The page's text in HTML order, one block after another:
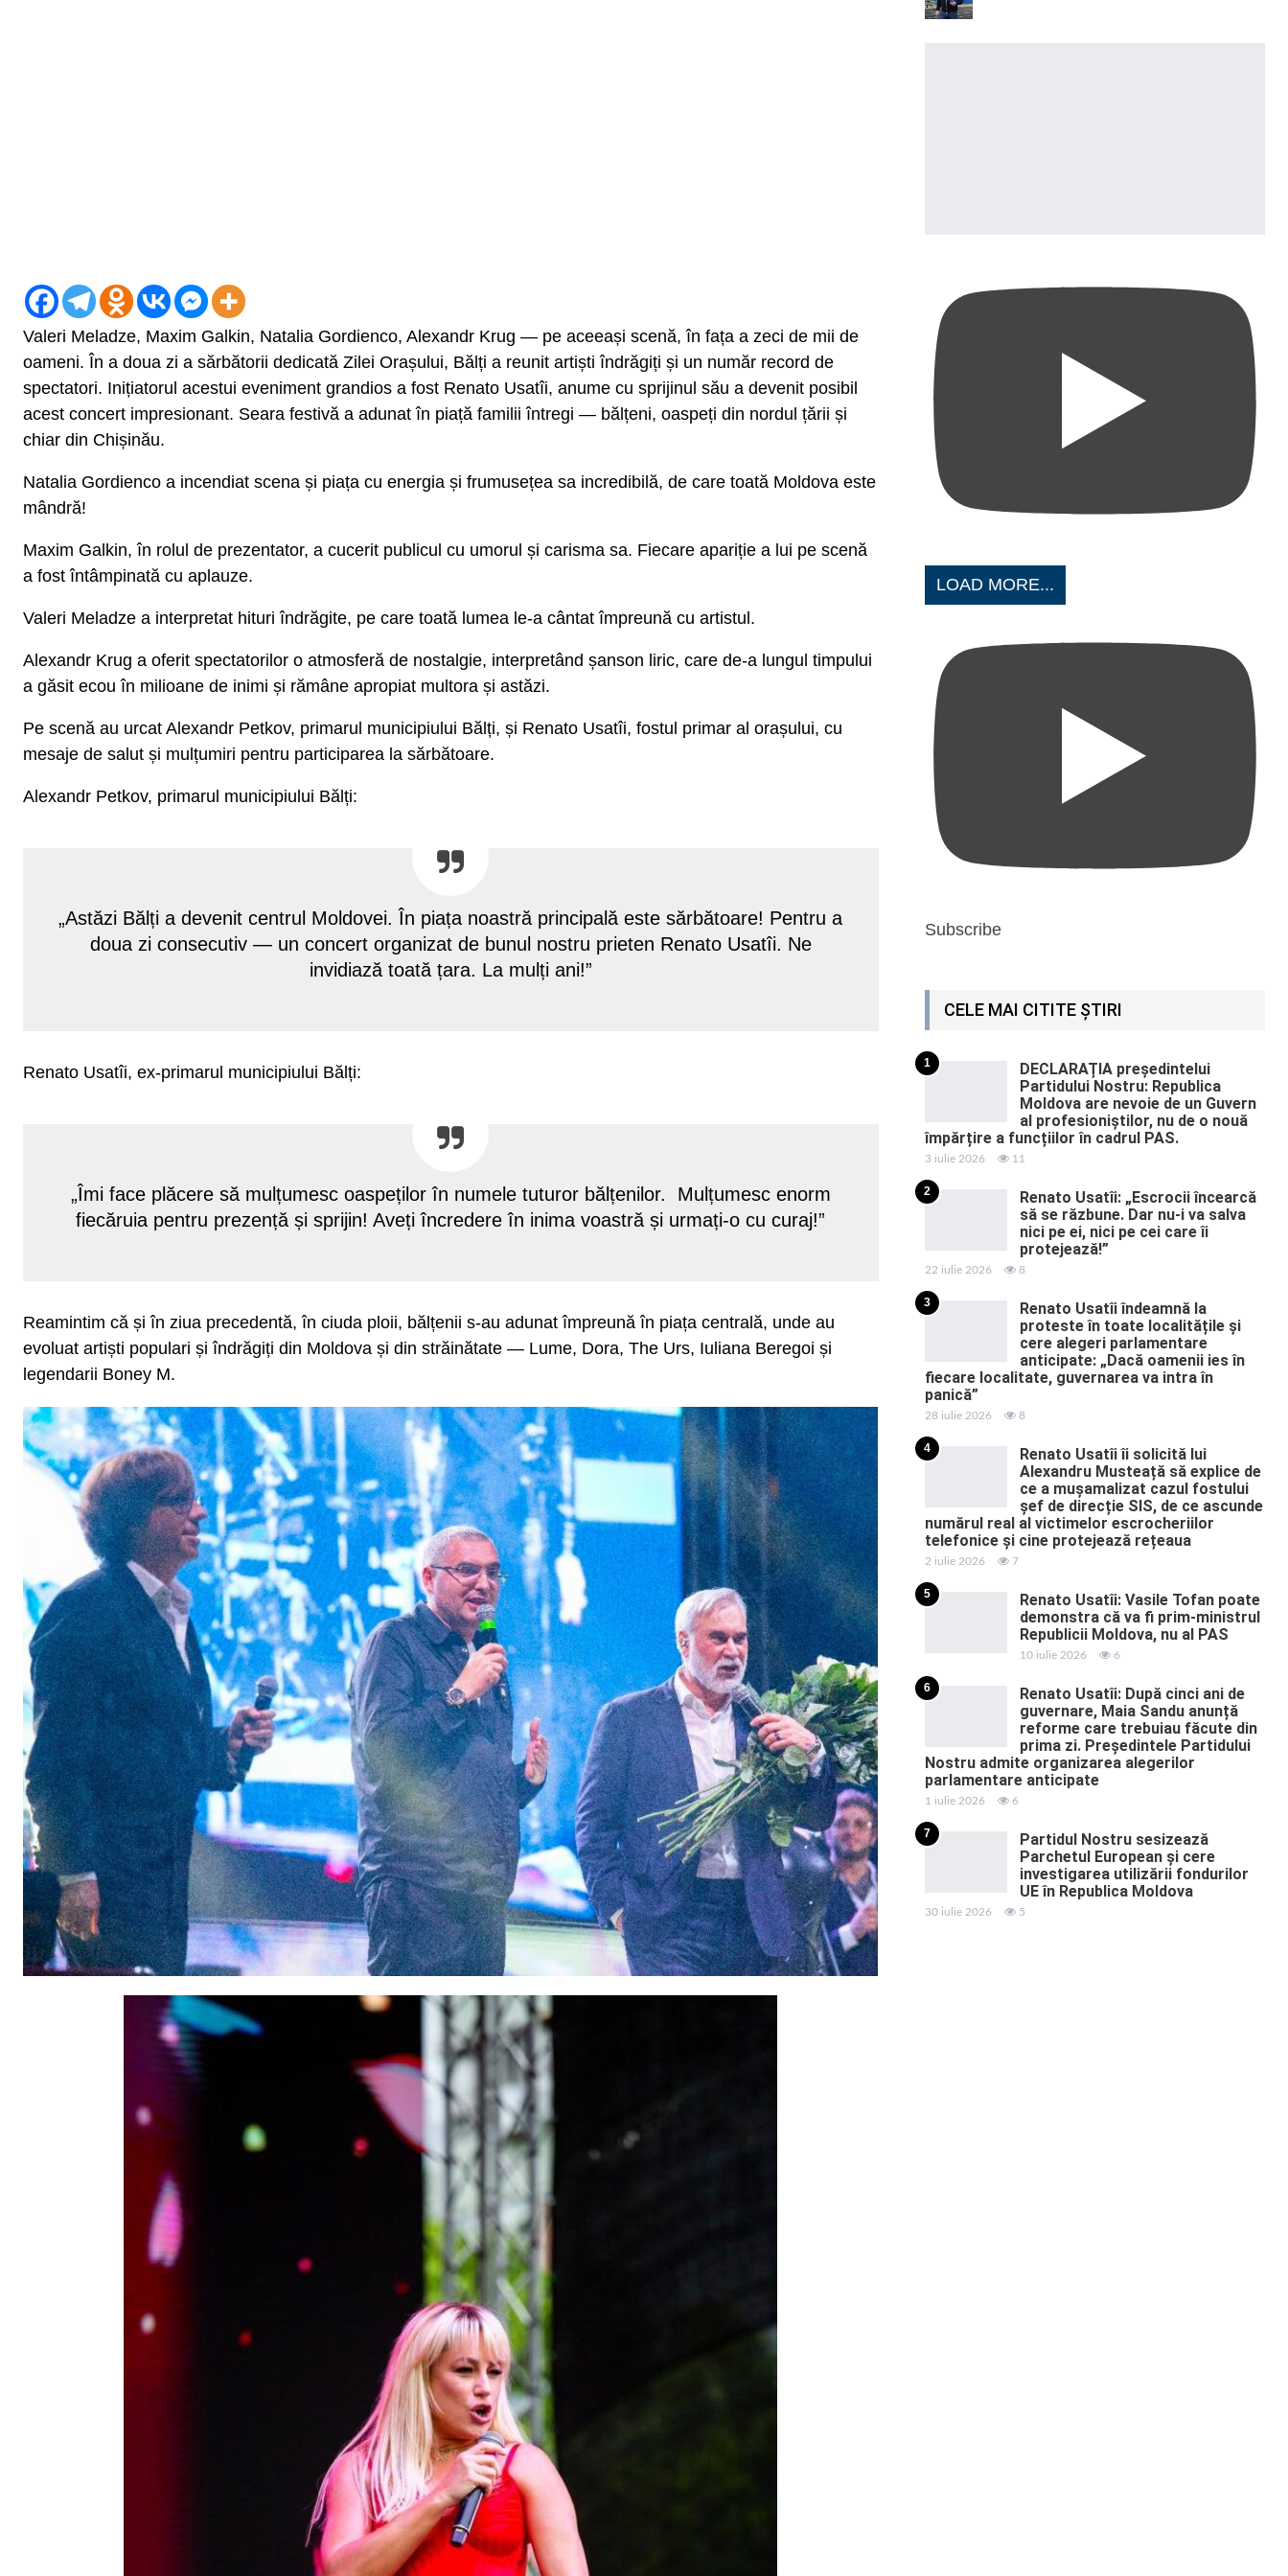
Valeri Meladze, Maxim Galkin, Natalia Gordienco, Alexandr Krug — pe aceeași scenă, în fața a zeci de mii de
oameni. În a doua zi a sărbătorii dedicată Zilei Orașului, Bălți a reunit artiști îndrăgiți și un număr record de
spectatori. Inițiatorul acestui eveniment grandios a fost Renato Usatîi, anume cu sprijinul său a devenit posibil
acest concert impresionant. Seara festivă a adunat în piață familii întregi — bălțeni, oaspeți din nordul țării și
chiar din Chișinău.
Natalia Gordienco a incendiat scena și piața cu energia și frumusețea sa incredibilă, de care toată Moldova este
mândră!
Maxim Galkin, în rolul de prezentator, a cucerit publicul cu umorul și carisma sa. Fiecare apariție a lui pe scenă
a fost întâmpinată cu aplauze.
Valeri Meladze a interpretat hituri îndrăgite, pe care toată lumea le-a cântat împreună cu artistul.
Alexandr Krug a oferit spectatorilor o atmosferă de nostalgie, interpretând șanson liric, care de-a lungul timpului
a găsit ecou în milioane de inimi și rămâne apropiat multora și astăzi.
Pe scenă au urcat Alexandr Petkov, primarul municipiului Bălți, și Renato Usatîi, fostul primar al orașului, cu
mesaje de salut și mulțumiri pentru participarea la sărbătoare.
Alexandr Petkov, primarul municipiului Bălți:
„Astăzi Bălți a devenit centrul Moldovei. În piața noastră principală este sărbătoare! Pentru a
doua zi consecutiv — un concert organizat de bunul nostru prieten Renato Usatîi. Ne
invidiază toată țara. La mulți ani!”
Renato Usatîi, ex-primarul municipiului Bălți:
„Îmi face plăcere să mulțumesc oaspeților în numele tuturor bălțenilor. Mulțumesc enorm
fiecăruia pentru prezență și sprijin! Aveți încredere în inima voastră și urmați-o cu curaj!”
Reamintim că și în ziua precedentă, în ciuda ploii, bălțenii s-au adunat împreună în piața centrală, unde au
evoluat artiști populari și îndrăgiți din Moldova și din străinătate — Lume, Dora, The Urs, Iuliana Beregoi și
legendarii Boney M.
LOAD MORE...
Subscribe
CELE MAI CITITE ȘTIRI
1
DECLARAȚIA președintelui
Partidului Nostru: Republica
Moldova are nevoie de un Guvern
al profesioniștilor, nu de o nouă
împărțire a funcțiilor în cadrul PAS.
3 iulie 2026 11
2
Renato Usatîi: „Escrocii încearcă
să se răzbune. Dar nu-i va salva
nici pe ei, nici pe cei care îi
protejează!”
22 iulie 2026 8
3
Renato Usatîi îndeamnă la
proteste în toate localitățile și
cere alegeri parlamentare
anticipate: „Dacă oamenii ies în
fiecare localitate, guvernarea va intra în
panică”
28 iulie 2026 8
4
Renato Usatîi îi solicită lui
Alexandru Musteață să explice de
ce a mușamalizat cazul fostului
șef de direcție SIS, de ce ascunde
numărul real al victimelor escrocheriilor
telefonice și cine protejează rețeaua
2 iulie 2026 7
5
Renato Usatîi: Vasile Tofan poate
demonstra că va fi prim-ministrul
Republicii Moldova, nu al PAS
10 iulie 2026 6
6
Renato Usatîi: După cinci ani de
guvernare, Maia Sandu anunță
reforme care trebuiau făcute din
prima zi. Președintele Partidului
Nostru admite organizarea alegerilor
parlamentare anticipate
1 iulie 2026 6
7
Partidul Nostru sesizează
Parchetul European și cere
investigarea utilizării fondurilor
UE în Republica Moldova
30 iulie 2026 5